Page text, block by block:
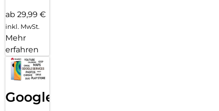
ab 29,99 €
inkl. MwSt.
Mehr
erfahren
Google